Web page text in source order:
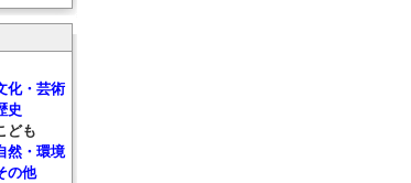
化・芸術
史
ども
然・環境
の他